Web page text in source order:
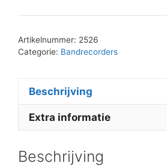
aantal
Artikelnummer: 2526
Categorie: Bandrecorders
Beschrijving
Extra informatie
Beschrijving